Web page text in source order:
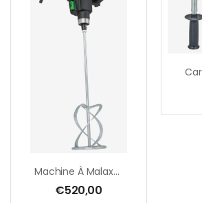
Machine À Malaxer SET – EHR 23/2.5 S – 180 Mm + Mélangeur MG 160 – 1800 W – Câble PUR
€520,00